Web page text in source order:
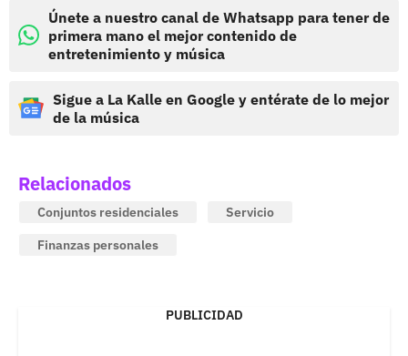
Únete a nuestro canal de Whatsapp para tener de
primera mano el mejor contenido de
entretenimiento y música
Sigue a La Kalle en Google y entérate de lo mejor
de la música
Relacionados
Conjuntos residenciales
Servicio
Finanzas personales
PUBLICIDAD